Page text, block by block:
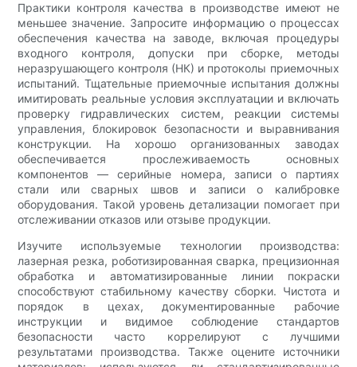
Практики контроля качества в производстве имеют не
меньшее значение. Запросите информацию о процессах
обеспечения качества на заводе, включая процедуры
входного контроля, допуски при сборке, методы
неразрушающего контроля (НК) и протоколы приемочных
испытаний. Тщательные приемочные испытания должны
имитировать реальные условия эксплуатации и включать
проверку гидравлических систем, реакции системы
управления, блокировок безопасности и выравнивания
конструкции. На хорошо организованных заводах
обеспечивается прослеживаемость основных
компонентов — серийные номера, записи о партиях
стали или сварных швов и записи о калибровке
оборудования. Такой уровень детализации помогает при
отслеживании отказов или отзыве продукции.
Изучите используемые технологии производства:
лазерная резка, роботизированная сварка, прецизионная
обработка и автоматизированные линии покраски
способствуют стабильному качеству сборки. Чистота и
порядок в цехах, документированные рабочие
инструкции и видимое соблюдение стандартов
безопасности часто коррелируют с лучшими
результатами производства. Также оцените источники